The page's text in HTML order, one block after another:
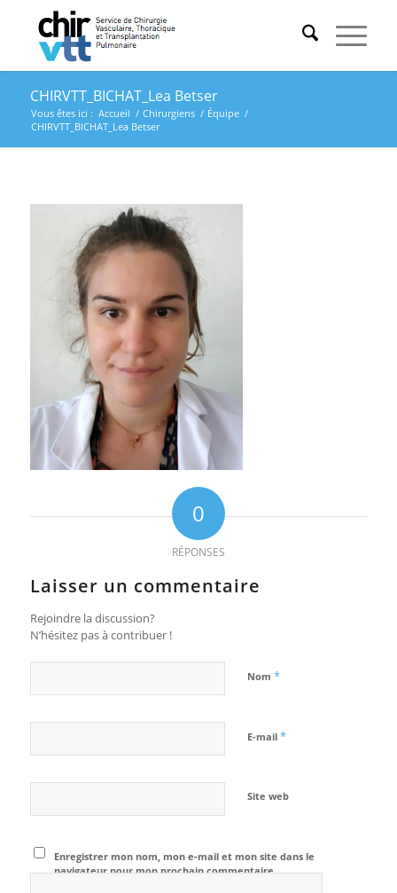
CHIRVTT_BICHAT_Lea Betser
Vous êtes ici : Accueil / Chirurgiens / Équipe /
CHIRVTT_BICHAT_Lea Betser
0
RÉPONSES
Laisser un commentaire
Rejoindre la discussion?
N’hésitez pas à contribuer !
Nom *
E-mail *
Site web
Enregistrer mon nom, mon e-mail et mon site dans le
navigateur pour mon prochain commentaire.